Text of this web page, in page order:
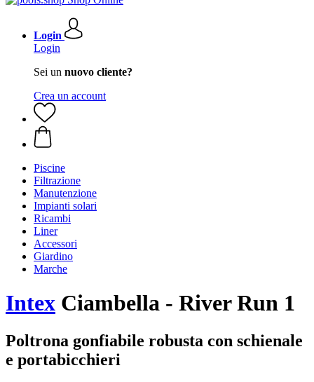
Login
Login
Sei un nuovo cliente?
Crea un account
Piscine
Filtrazione
Manutenzione
Impianti solari
Ricambi
Liner
Accessori
Giardino
Marche
Intex Ciambella - River Run 1
Poltrona gonfiabile robusta con schienale
e portabicchieri